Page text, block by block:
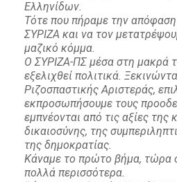
Ελληνίδων.
Τότε που πήραμε την απόφαση
ΣΥΡΙΖΑ και να τον
μαζικό κόμμα.
Ο ΣΥΡΙΖΑ-ΠΣ μέσα στη μακρά
εξελιχθεί πολιτικά.
Ριζοσπαστικής Αριστεράς,
εκπροσωπήσουμε τους
εμπνέονται από τις αξίες της
δικαιοσύνης, της
της δημοκρατίας.
Κάναμε το πρώτο βήμα, τώρα
πολλά περισσότερα.